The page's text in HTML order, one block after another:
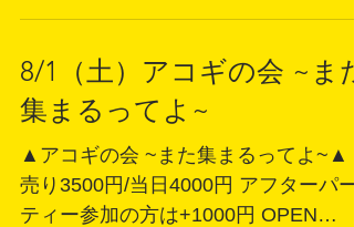
演:Mouse/もんちょ/scooter akko
8/1（土）アコギの会 ~また
集まるってよ~
▲アコギの会 ~また集まるってよ~▲